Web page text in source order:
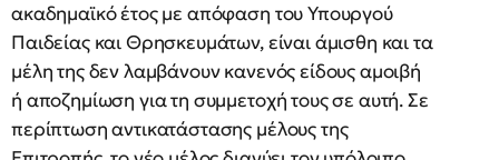
ακαδημαϊκό έτος με απόφαση του Υπουργού
Παιδείας και Θρησκευμάτων, είναι άμισθη και τα
μέλη της δεν λαμβάνουν κανενός είδους αμοιβή
ή αποζημίωση για τη συμμετοχή τους σε αυτή. Σε
περίπτωση αντικατάστασης μέλους της